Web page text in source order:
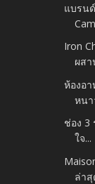
แบรน
Iron
ผสา
ห้องอ
หนา
ช่อง 3
ใจ...
ล่าสุ